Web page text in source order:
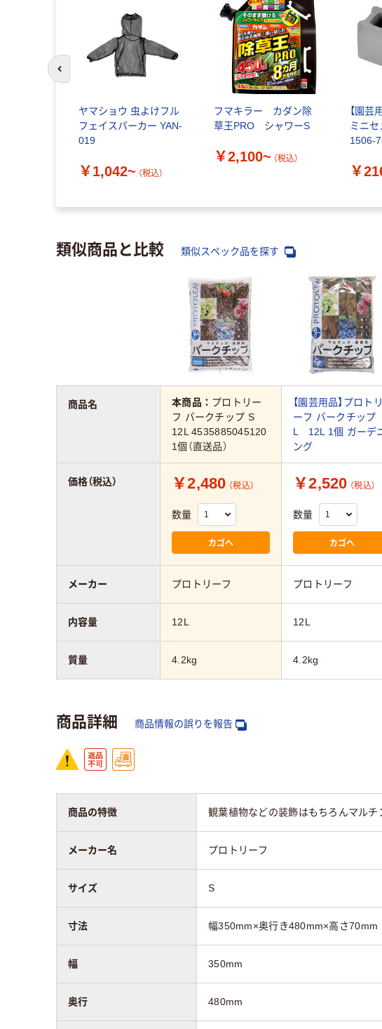
ヤマショウ 虫よけフル
フェイスパーカー YAN-
019
￥1,042~ （税込）
フマキラー カダン除
草王PRO シャワーS
￥2,100~ （税込）
【園芸
ミニ
1506-
￥
前のスライドへ
類似商品と比較 類似スペック品を探す
本商品： プロトリー
フ バークチップ S
12L 4535885045120
1個（直送品）
【園芸用品】プロトリ
ーフ バークチップ
L 12L 1個 ガーデ
ング
￥2,480 （税込）
数量
カゴへ
￥2,520 （税込）
数量
カゴへ
プロトリーフ プロトリーフ
12L 12L
4.2kg 4.2kg
商品名
価格（税込）
メーカー
内容量
質量
商品詳細 商品情報の誤りを報告
商品の特徴 観葉植物などの装飾はもちろんマルチ
メーカー名 プロトリーフ
サイズ S
寸法 幅350mm×奥行き480mm×高さ70mm
幅 350mm
奥行 480mm